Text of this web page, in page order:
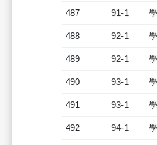
487 91-1
488 92-1
489 92-1
490 93-1
491 93-1
492 94-1